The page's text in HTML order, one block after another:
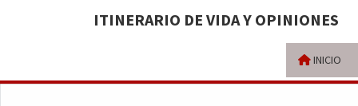
ITINERARIO DE VIDA Y OPINIONES
INICIO